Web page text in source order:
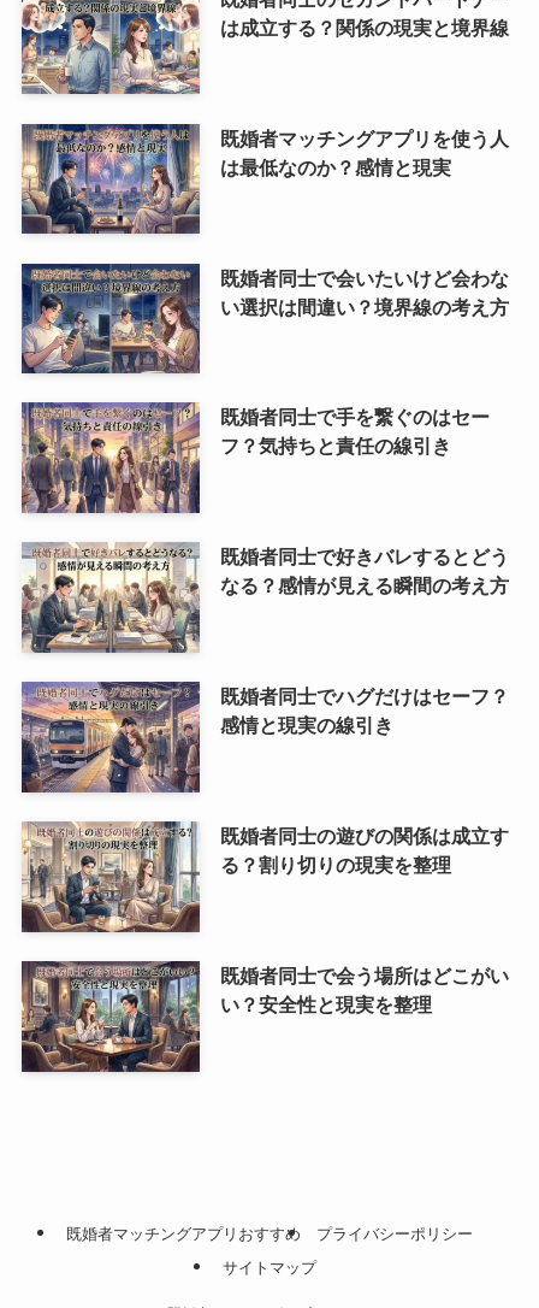
は成立する？関係の現実と境界線
既婚者マッチングアプリを使う人
は最低なのか？感情と現実
既婚者同士で会いたいけど会わな
い選択は間違い？境界線の考え方
既婚者同士で手を繋ぐのはセー
フ？気持ちと責任の線引き
既婚者同士で好きバレするとどう
なる？感情が見える瞬間の考え方
既婚者同士でハグだけはセーフ？
感情と現実の線引き
既婚者同士の遊びの関係は成立す
る？割り切りの現実を整理
既婚者同士で会う場所はどこがい
い？安全性と現実を整理
既婚者マッチングアプリおすすめ
プライバシーポリシー
サイトマップ